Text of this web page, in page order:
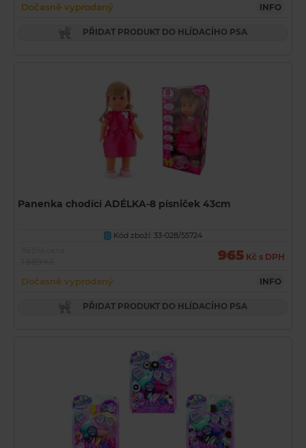
Dočasně vyprodaný INFO
PŘIDAT PRODUKT DO HLÍDACÍHO PSA
Panenka chodící ADÉLKA-8 písniček 43cm
U
Kód zboží: 33-028/55724
965 Kč s DPH
Dočasně vyprodaný INFO
PŘIDAT PRODUKT DO HLÍDACÍHO PSA